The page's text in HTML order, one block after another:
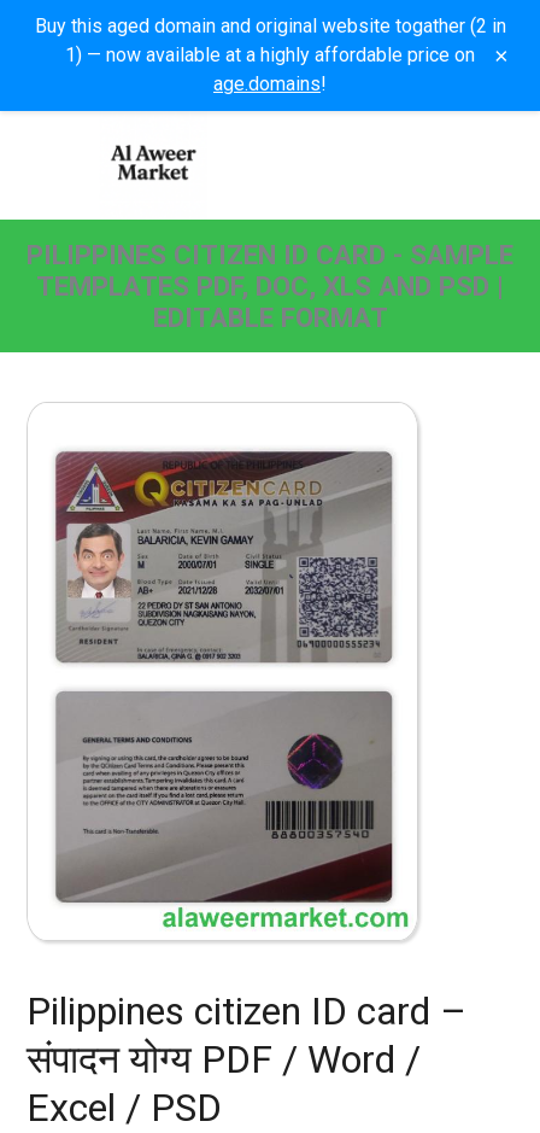
Buy this aged domain and original website togather (2 in
1) — now available at a highly affordable price on
age.domains!
×
PILIPPINES CITIZEN ID CARD - SAMPLE
TEMPLATES PDF, DOC, XLS AND PSD |
EDITABLE FORMAT
Pilippines citizen ID card –
संपादन योग्य PDF / Word /
Excel / PSD